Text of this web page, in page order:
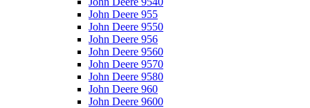
John Deere 955
John Deere 9550
John Deere 956
John Deere 9560
John Deere 9570
John Deere 9580
John Deere 960
John Deere 9600